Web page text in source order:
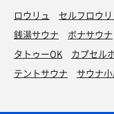
ロウリュ セルフロウリ
銭湯サウナ
ボナサウナ
タトゥーOK
カプセル
テントサウナ
サウナ